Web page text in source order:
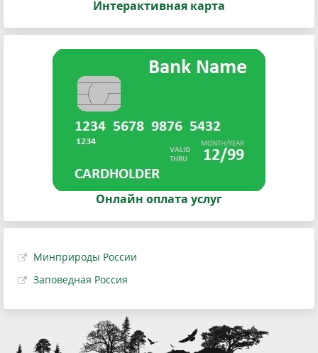
Интерактивная карта
Онлайн оплата услуг
Минприроды России
Заповедная Россия